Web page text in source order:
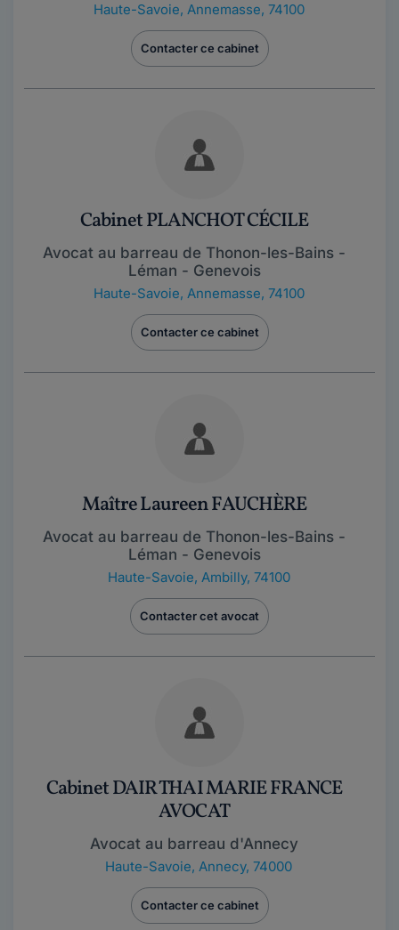
Haute-Savoie, Annemasse, 74100
Contacter ce cabinet
Cabinet PLANCHOT CÉCILE
Avocat au barreau de Thonon-les-Bains -
Léman - Genevois
Haute-Savoie, Annemasse, 74100
Contacter ce cabinet
Maître Laureen FAUCHÈRE
Avocat au barreau de Thonon-les-Bains -
Léman - Genevois
Haute-Savoie, Ambilly, 74100
Contacter cet avocat
Cabinet DAIR THAI MARIE FRANCE
AVOCAT
Avocat au barreau d'Annecy
Haute-Savoie, Annecy, 74000
Contacter ce cabinet